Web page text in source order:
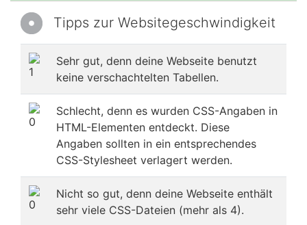
Tipps zur Websitegeschwindigkeit
Sehr gut, denn deine Webseite benutzt
keine verschachtelten Tabellen.
Schlecht, denn es wurden CSS-Angaben in
HTML-Elementen entdeckt. Diese
Angaben sollten in ein entsprechendes
CSS-Stylesheet verlagert werden.
Nicht so gut, denn deine Webseite enthält
sehr viele CSS-Dateien (mehr als 4).